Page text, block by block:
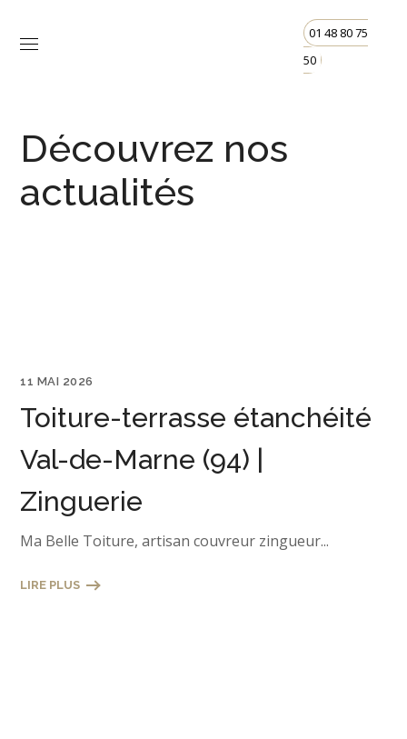
01 48 80 75
50
Découvrez nos
actualités
11 MAI 2026
Toiture-terrasse étanchéité
Val-de-Marne (94) |
Zinguerie
Ma Belle Toiture, artisan couvreur zingueur...
LIRE PLUS